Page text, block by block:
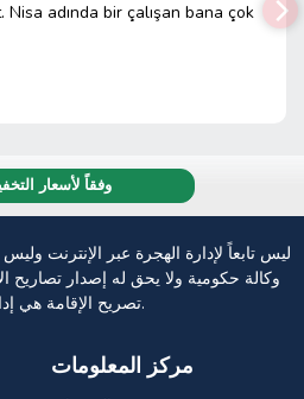
Nisa adında bir çalışan bana çok
وفقاً لأسعار
وكالة حكومية ولا يحق له إصدار تصاريح
تصريح الإقامة هي إدارة الهجرة.
مركز المعلومات